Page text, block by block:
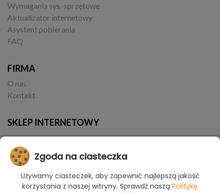
Wymagania sys.-sprzętowe
Aktualizator internetowy
Asystent pobierania
FAQ
FIRMA
O nas
Kontakt
SKLEP INTERNETOWY
Zgoda na ciasteczka
Używamy ciasteczek, aby zapewnić najlepszą jakość
korzystania z naszej witryny. Sprawdź naszą Politykę